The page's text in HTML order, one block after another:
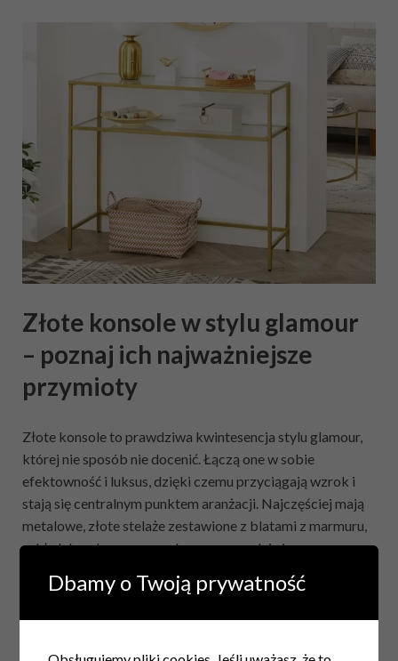
Złote konsole w stylu glamour
– poznaj ich najważniejsze
przymioty
Złote konsole to prawdziwa kwintesencja stylu glamour,
której nie sposób nie docenić. Łączą one w sobie
efektowność i luksus, dzięki czemu przyciągają wzrok i
stają się centralnym punktem aranżacji. Najczęściej mają
metalowe, złote stelaże zestawione z blatami z marmuru,
szkła lub polerowanego drewna, co nadaje im
prezentuje się w otoczeniu luster w ozdobnych
Dbamy o Twoją prywatność